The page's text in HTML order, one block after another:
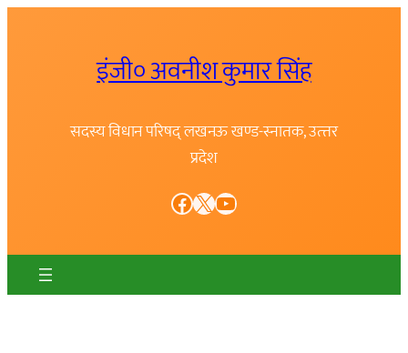
इंजी० अवनीश कुमार सिंह
सदस्य विधान परिषद् लखनऊ खण्ड-स्नातक, उत्त्तर
प्रदेश
Facebook X YouTube